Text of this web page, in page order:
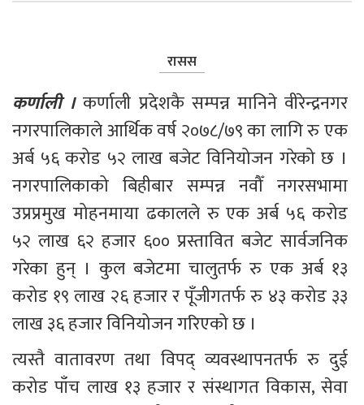
रासस
कर्णाली । कर्णाली प्रदेशकै सम्पन्न मानिने वीरेन्द्रनगर
नगरपालिकाले आर्थिक वर्ष २०७८/७९ का लागि रु एक
अर्ब ५६ करोड ५२ लाख बजेट विनियोजन गरेको छ ।
नगरपालिकाको बिहीबार सम्पन्न नवौँ नगरसभामा
उप्रप्रमुख मोहनमाया ढकालले रु एक अर्ब ५६ करोड
५२ लाख ६२ हजार ६०० प्रस्तावित बजेट सार्वजनिक
गरेका हुन् । कुल बजेटमा चालुतर्फ रु एक अर्ब १३
करोड १९ लाख २६ हजार र पूँजीगतर्फ रु ४३ करोड ३३
लाख ३६ हजार विनियोजन गरिएको छ ।
त्यस्तै वातावरण तथा विपद् व्यवस्थापनतर्फ रु दुई
करोड पाँच लाख १३ हजार र संस्थागत विकास, सेवा